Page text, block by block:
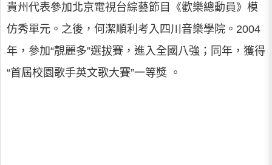
貴州代表參加北京電視台綜藝節目《歡樂總動員》模
仿秀單元。之後，何潔順利考入四川音樂學院。2004
年，參加“靚麗多”選拔賽，進入全國八強；同年，獲得
“首屆校園歌手英文歌大賽”一等獎 。